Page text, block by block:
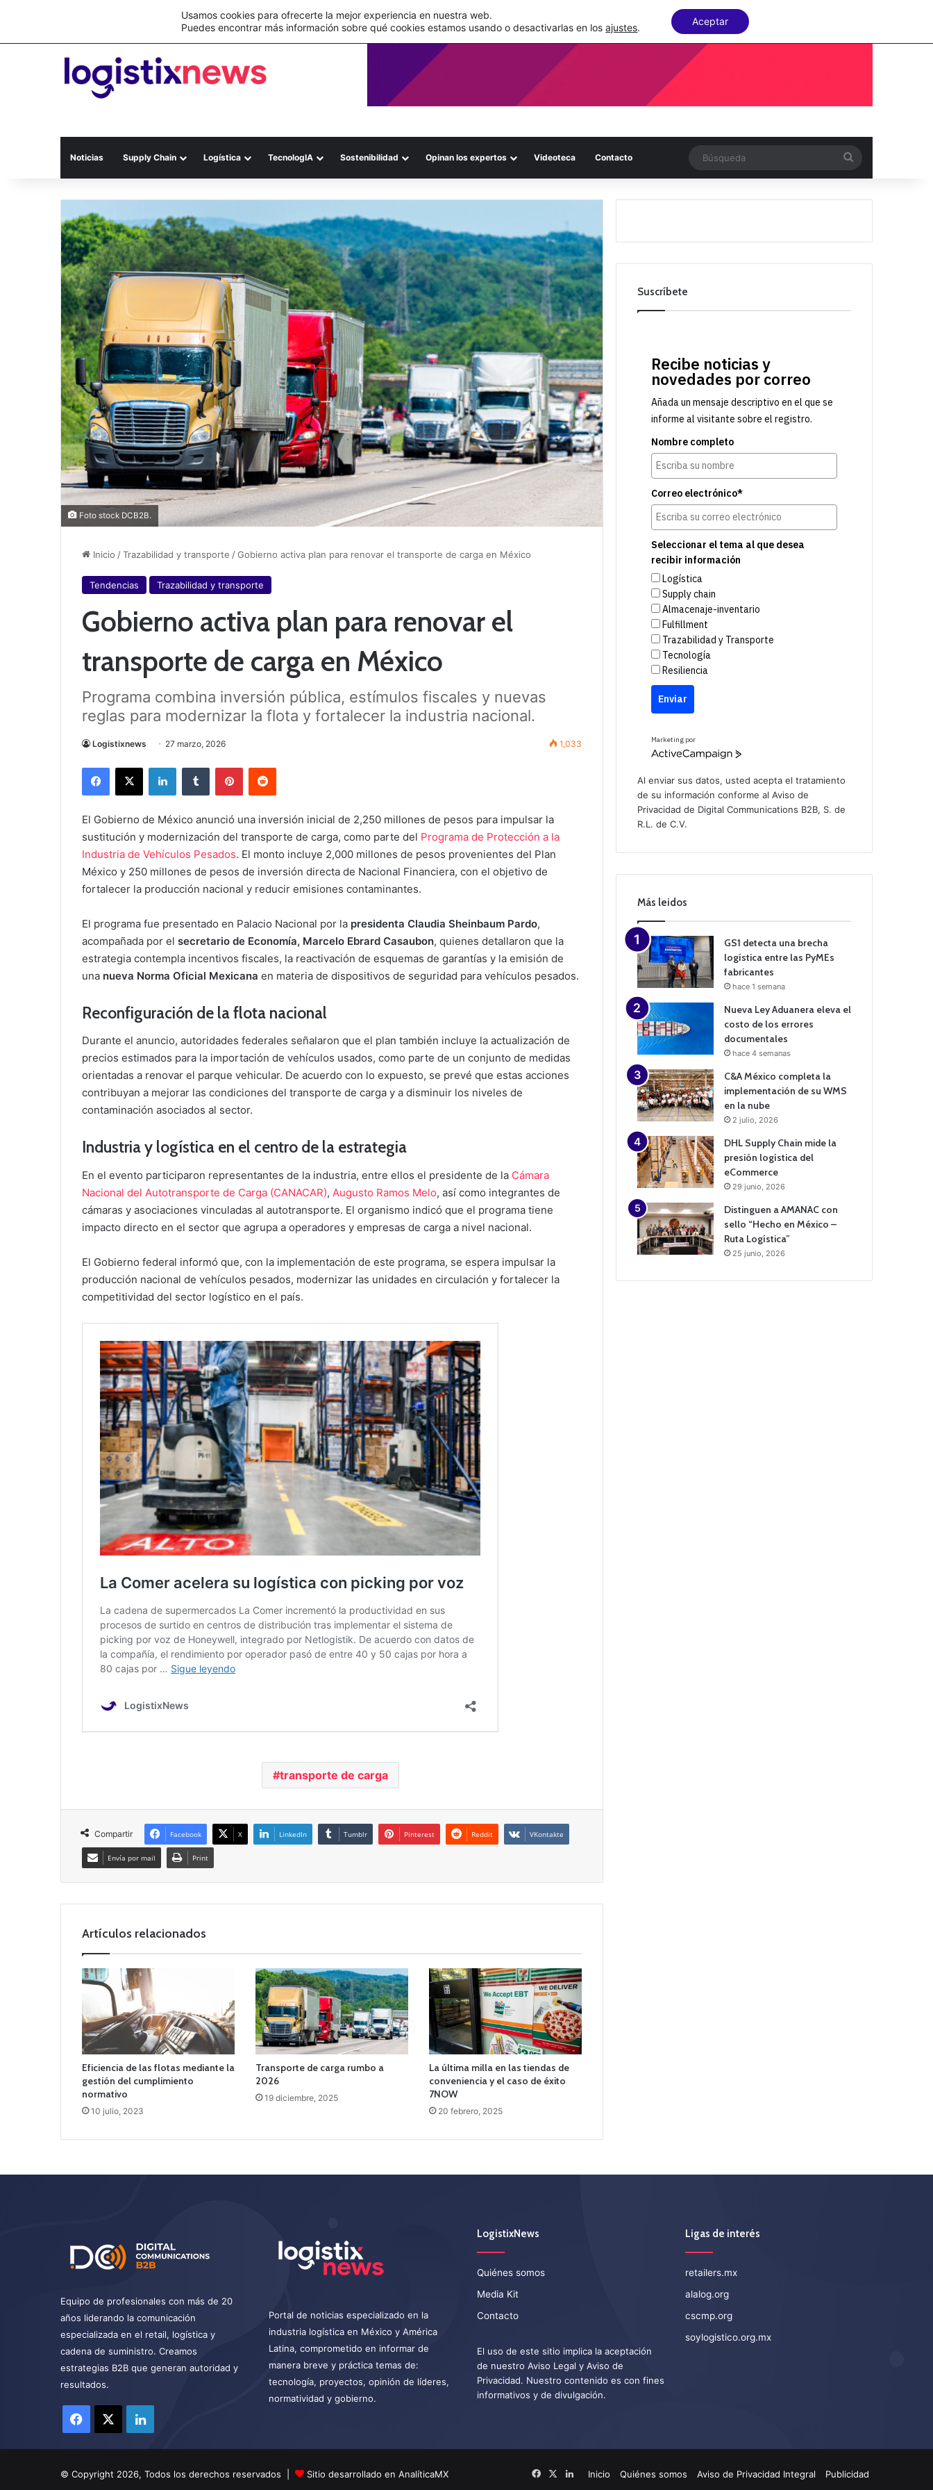
C&A México completa la implementación de su WMS en la nube
Noticias Supply Chain Logística TecnologIA Sostenibilidad Opinan los expertos Videoteca Contacto
Foto stock DCB2B.
Inicio /Trazabilidad y transporte /Gobierno activa plan para renovar el transporte de carga en México
Tendencias Trazabilidad y transporte
Gobierno activa plan para renovar el
transporte de carga en México
Programa combina inversión pública, estímulos fiscales y nuevas
reglas para modernizar la flota y fortalecer la industria nacional.
Logistixnews 27 marzo, 2026 1,033
El Gobierno de México anunció una inversión inicial de 2,250 millones de pesos para impulsar la
sustitución y modernización del transporte de carga, como parte del Programa de Protección a la
Industria de Vehículos Pesados. El monto incluye 2,000 millones de pesos provenientes del Plan
México y 250 millones de pesos de inversión directa de Nacional Financiera, con el objetivo de
fortalecer la producción nacional y reducir emisiones contaminantes.
El programa fue presentado en Palacio Nacional por la presidenta Claudia Sheinbaum Pardo,
acompañada por el secretario de Economía, Marcelo Ebrard Casaubon, quienes detallaron que la
estrategia contempla incentivos fiscales, la reactivación de esquemas de garantías y la emisión de
una nueva Norma Oficial Mexicana en materia de dispositivos de seguridad para vehículos pesados.
Reconfiguración de la flota nacional
Durante el anuncio, autoridades federales señalaron que el plan también incluye la actualización de
precios estimados para la importación de vehículos usados, como parte de un conjunto de medidas
orientadas a renovar el parque vehicular. De acuerdo con lo expuesto, se prevé que estas acciones
contribuyan a mejorar las condiciones del transporte de carga y a disminuir los niveles de
contaminación asociados al sector.
Industria y logística en el centro de la estrategia
En el evento participaron representantes de la industria, entre ellos el presidente de la Cámara
Nacional del Autotransporte de Carga (CANACAR), Augusto Ramos Melo, así como integrantes de
cámaras y asociaciones vinculadas al autotransporte. El organismo indicó que el programa tiene
impacto directo en el sector que agrupa a operadores y empresas de carga a nivel nacional.
El Gobierno federal informó que, con la implementación de este programa, se espera impulsar la
producción nacional de vehículos pesados, modernizar las unidades en circulación y fortalecer la
competitividad del sector logístico en el país.
transporte de carga
Compartir Facebook X LinkedIn Tumblr Pinterest Reddit VKontakte
Envía por mail Print
Artículos relacionados
Eficiencia de las flotas mediante la
gestión del cumplimiento
normativo
10 julio, 2023
Transporte de carga rumbo a
2026
19 diciembre, 2025
La última milla en las tiendas de
conveniencia y el caso de éxito
7NOW
20 febrero, 2025
Suscríbete
Recibe noticias y
novedades por correo
Añada un mensaje descriptivo en el que se
informe al visitante sobre el registro.
Nombre completo
Correo electrónico*
Seleccionar el tema al que desea
recibir información
Logística
Supply chain
Almacenaje-inventario
Fulfillment
Trazabilidad y Transporte
Tecnología
Resiliencia
Enviar
Marketing por
A
v
e
p
i
n
Al enviar sus datos, usted acepta el tratamiento
de su información conforme alAviso de
Privacidad de Digital Communications B2B, S. de
R.L. de C.V.
Más leidos
GS1 detecta una brecha
logística entre las PyMEs
fabricantes
hace 1 semana
Nueva Ley Aduanera eleva el
costo de los errores
documentales
hace 4 semanas
C&A México completa la
implementación de su WMS
en la nube
2 julio, 2026
DHL Supply Chain mide la
presión logística del
eCommerce
29 junio, 2026
Distinguen a AMANAC con
sello “Hecho en México –
Ruta Logística”
25 junio, 2026
Equipo de profesionales con más de 20
años liderando la comunicación
especializada en el retail, logística y
cadena de suministro. Creamos
estrategias B2B que generan autoridad y
resultados.
Facebook LinkedIn
Portal de noticias especializado en la
industria logística en México y América
Latina, comprometido en informar de
manera breve y práctica temas de:
tecnología, proyectos, opinión de líderes,
normatividad y gobierno.
LogistixNews
Quiénes somos
Media Kit
Contacto
El uso de este sitio implica la aceptación
de nuestro Aviso Legal y Aviso de
Privacidad. Nuestro contenido es con fines
informativos y de divulgación.
Ligas de interés
retailers.mx
alalog.org
cscmp.org
soylogistico.org.mx
© Copyright 2026, Todos los derechos reservados | Sitio desarrollado en AnalíticaMX Inicio Quiénes somos Aviso de Privacidad Integral Publicidad
FacebookLinkedIn
Usamos cookies para ofrecerte la mejor experiencia en nuestra web.
Puedes encontrar más información sobre qué cookies estamos usando o desactivarlas en losajustes.
Aceptar